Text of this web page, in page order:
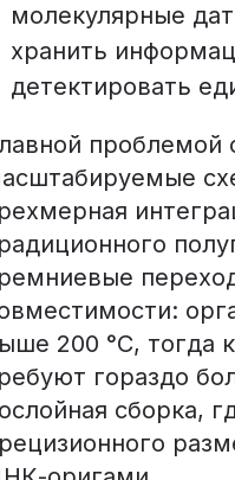
молекулярные
хранить
детектировать
проблемой
200 °C, тогда
гораздо
сборка,